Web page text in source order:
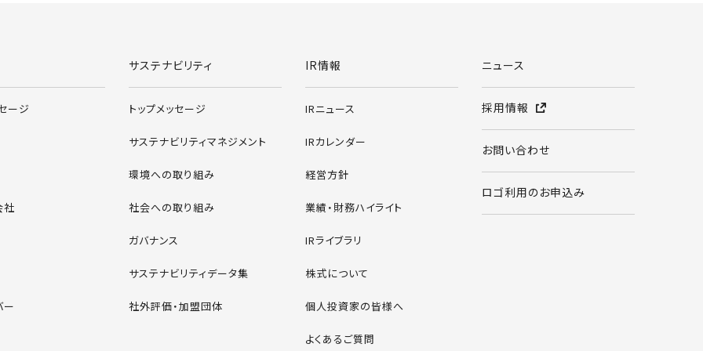
ージ
社
ー
サステナビリティ
トップメッセージ
サステナビリティマネジメント
環境への取り組み
社会への取り組み
ガバナンス
サステナビリティデータ集
社外評価・加盟団体
IR情報
IRニュース
IRカレンダー
経営方針
業績・財務ハイライト
IRライブラリ
株式について
個人投資家の皆様へ
よくあるご質問
ニュース
採用情報
お問い合わせ
ロゴ利用のお申込み